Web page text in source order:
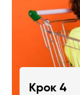
Крок 4